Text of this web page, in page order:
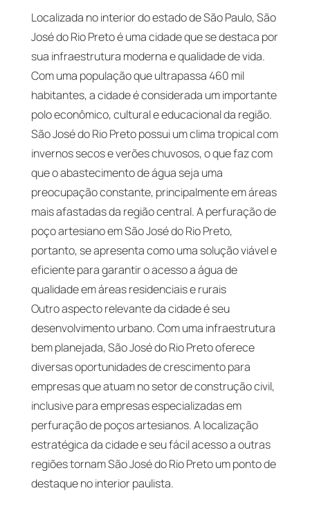
Localizada no interior do estado de São Paulo, São
José do Rio Preto é uma cidade que se destaca por
sua infraestrutura moderna e qualidade de vida.
Com uma população que ultrapassa 460 mil
habitantes, a cidade é considerada um importante
polo econômico, cultural e educacional da região.
São José do Rio Preto possui um clima tropical com
invernos secos e verões chuvosos, o que faz com
que o abastecimento de água seja uma
preocupação constante, principalmente em áreas
mais afastadas da região central. A perfuração de
poço artesiano em São José do Rio Preto,
portanto, se apresenta como uma solução viável e
eficiente para garantir o acesso a água de
qualidade em áreas residenciais e rurais
Outro aspecto relevante da cidade é seu
desenvolvimento urbano. Com uma infraestrutura
bem planejada, São José do Rio Preto oferece
diversas oportunidades de crescimento para
empresas que atuam no setor de construção civil,
inclusive para empresas especializadas em
perfuração de poços artesianos. A localização
estratégica da cidade e seu fácil acesso a outras
regiões tornam São José do Rio Preto um ponto de
destaque no interior paulista.